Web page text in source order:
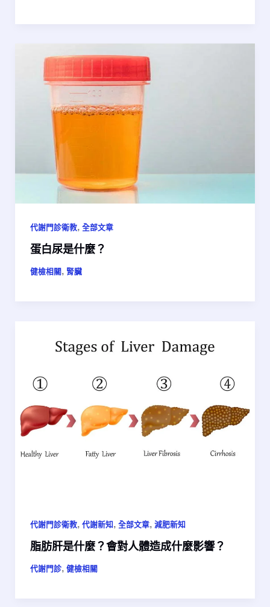
代謝門診衛教, 全部文章
蛋白尿是什麼？
健檢相關, 腎臟
代謝門診衛教, 代謝新知, 全部文章, 減肥新知
脂肪肝是什麼？會對人體造成什麼影響？
代謝門診, 健檢相關